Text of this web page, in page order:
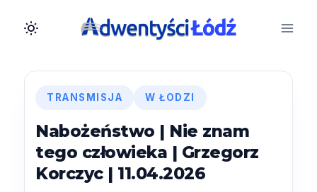
TRANSMISJA W ŁODZI
Nabożeństwo | Nie znam
tego człowieka | Grzegorz
Korczyc | 11.04.2026